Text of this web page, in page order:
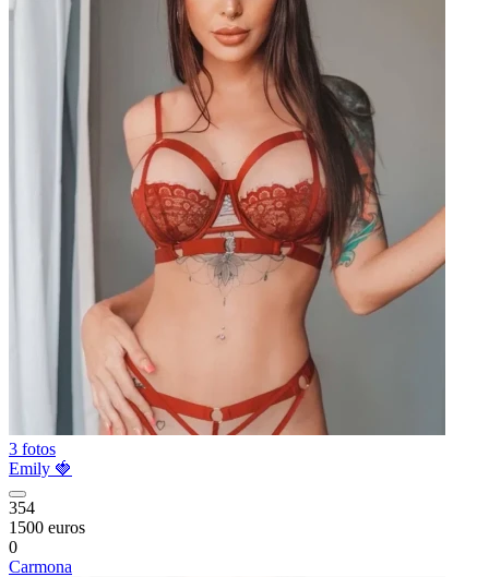
3 fotos
Emily 🍓
354
1500 euros
0
Carmona